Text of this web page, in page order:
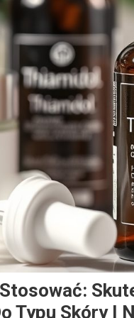
Typu Skóry I